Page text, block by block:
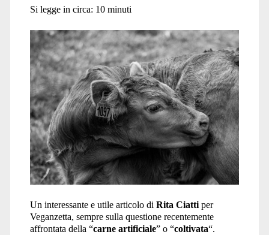
sintetica</span>
Si legge in circa: 10 minuti
Un interessante e utile articolo di Rita Ciattiper
Veganzetta, sempre sulla questione recentemente
affrontata della “carne artificiale” o “coltivata“.